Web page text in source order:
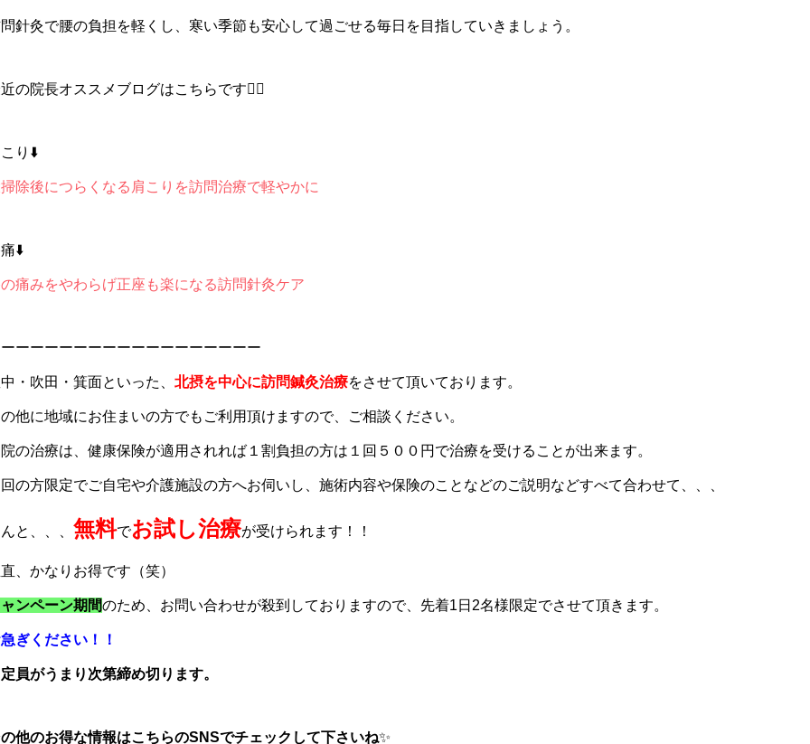
針灸で腰の負担を軽くし、寒い季節も安心して過ごせる毎日を目指していきましょう。
の院長オススメブログはこちらです💁‍♀️
り⬇️
除後につらくなる肩こりを訪問治療で軽やかに
⬇️
痛みをやわらげ正座も楽になる訪問針灸ケア
ーーーーーーーーーーーーーーーーー
・吹田・箕面といった、 北摂を中心に訪問鍼灸治療をさせて頂いております。
他に地域にお住まいの方でもご利用頂けますので、ご相談ください。
の治療は、健康保険が適用されれば１割負担の方は１回５００円で治療を受けることが出来ます。
の方限定でご自宅や介護施設の方へお伺いし、施術内容や保険のことなどのご説明などすべて合わせて、、、
と、、、 無料でお試し治療が受けられます！！
、かなりお得です（笑）
ンペーン期間のため、お問い合わせが殺到しておりますので、先着1 日 2名様限定でさせて頂きます。
ぎください！！
員がうまり次第締め切ります。
他のお得な情報はこちらのSNSでチェックして下さいね✨